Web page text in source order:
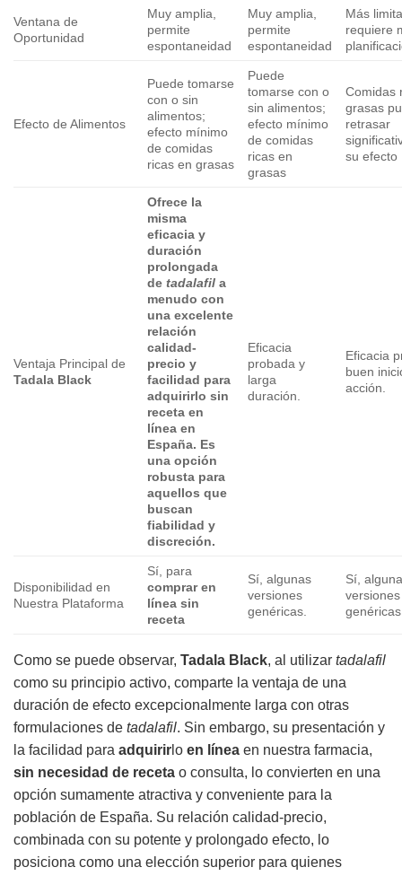
Ventana de
Oportunidad
Muy amplia,
permite
espontaneidad
Muy amplia,
permite
espontaneidad
Más
requiere
Efecto de Alimentos
Puede tomarse
con o sin
alimentos;
efecto mínimo
de comidas
ricas en grasas
Puede
tomarse con o
sin alimentos;
efecto mínimo
de comidas
ricas en
grasas
Comidas
grasas
retrasar
su efecto
Ventaja Principal de
Tadala Black
Ofrece la
misma
eficacia y
duración
prolongada
detadalafil a
menudo con
una excelente
relación
calidad-
precio y
facilidad para
adquirirlosin
receta en
línea en
España. Es
una opción
robusta para
aquellos que
buscan
fiabilidad y
discreción.
Eficacia
probada y
larga
duración.
Eficacia
buen
acción.
Disponibilidad en
Nuestra Plataforma
Sí, para
comprar en
línea sin
receta
Sí, algunas
versiones
genéricas.
Sí,
versiones
Como se puede observar, Tadala Black, al utilizar tadalafil
como su principio activo, comparte la ventaja de una
duración de efecto excepcionalmente larga con otras
formulaciones de tadalafil. Sin embargo, su presentación y
la facilidad para adquirir lo en línea en nuestra farmacia,
sin necesidad de receta o consulta, lo convierten en una
opción sumamente atractiva y conveniente para la
población de España. Su relación calidad-precio,
combinada con su potente y prolongado efecto, lo
posiciona como una elección superior para quienes